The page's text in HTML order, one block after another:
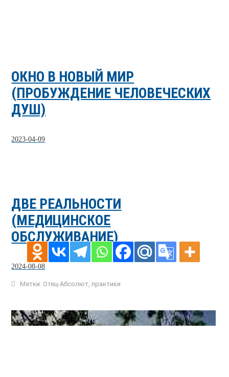
ОКНО В НОВЫЙ МИР
(ПРОБУЖДЕНИЕ ЧЕЛОВЕЧЕСКИХ
ДУШ)
2023-04-09
ДВЕ РЕАЛЬНОСТИ
(МЕДИЦИНСКОЕ
ОБСЛУЖИВАНИЕ)
2024-08-08
Метки: Отец-Абсолют практики